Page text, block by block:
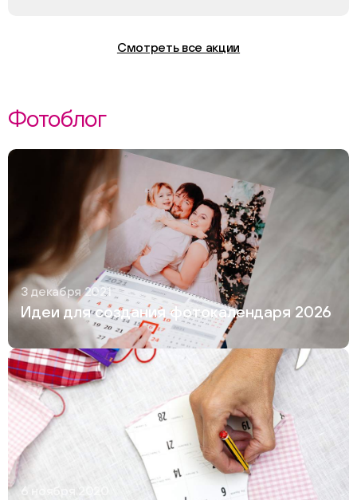
Смотреть все акции
Фотоблог
3 декабря 2021
Идеи для создания фотокалендаря 2026
6 ноября 2020